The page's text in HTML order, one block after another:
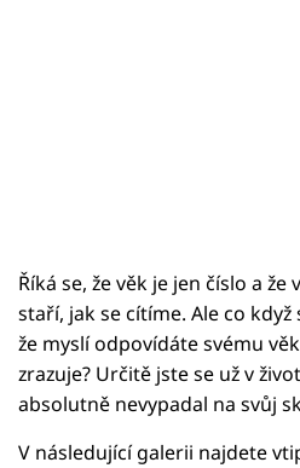
Říká se, že věk je jen číslo a
staří, jak se cítíme. Ale co
že myslí odpovídáte svému
zrazuje? Určitě jste se už v
absolutně nevypadal na svůj
V následující galerii najdete